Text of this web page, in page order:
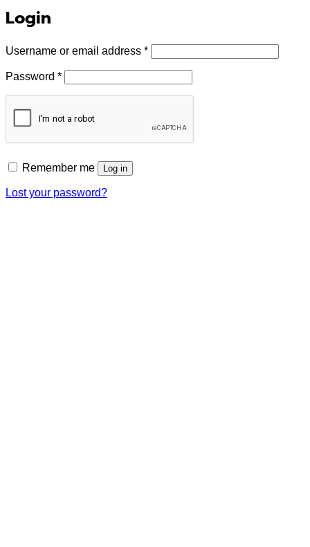
Login
Username or email address *Required
Password *Required
Remember me Log in
Lost your password?